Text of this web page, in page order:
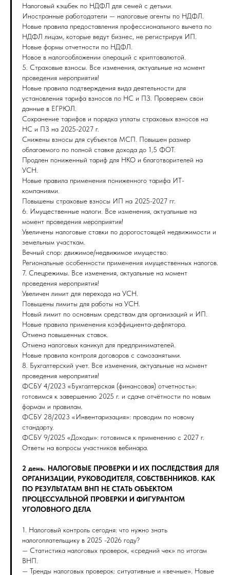
Налоговый кэшбек по НДФЛ для семей с детьми.
Иностранные работодатели — налоговые агенты по НДФЛ.
Новые правила предоставления профессионального вычета по
НДФЛ лицам, которые ведут бизнес, не регистрируя ИП.
Новые формы отчетности по НДФЛ.
Новое в налогообложении операций с криптовалютой.
5. Страховые взносы. Все изменения, актуальные на момент
проведения мероприятия!
Новые правила подтверждения вида деятельности для
установления тарифа взносов по НС и ПЗ. Проверяем свои
данные в ЕГРЮЛ.
Сохранение тарифов и порядка уплаты страховых взносов на
НС и ПЗ на 2025-2027 г.
Снижены взносы для субъектов МСП. Повышен размер
облагаемого по полной ставке дохода до 1,5 ФОТ.
Продлен пониженный тариф для НКО и благотворителей на
УСН.
Новые правила применения пониженного тарифа ИТ-
компаниями.
Повышены страховые взносы ИП на 2025-2027 гг.
6. Имущественные налоги. Все изменения, актуальные на
момент проведения мероприятия!
Увеличены налоговые ставки по дорогостоящей недвижимости и
земельным участкам.
Вечный спор: движимое/недвижимое имущество.
Региональные особенности применения имущественных налогов.
7. Спецрежимы. Все изменения, актуальные на момент
проведения мероприятия!
Увеличен лимит для перехода на УСН.
Повышены лимиты для работы на УСН.
Новый лимит по основным средствам для организаций и ИП.
Новые правила применения коэффициента-дефлятора.
Отмена повышенных ставок.
Отмена налоговых каникул для предпринимателей.
Новые правила контроля договоров с самозанятыми.
8. Бухгалтерский учет. Все изменения, актуальные на момент
проведения мероприятия!
ФСБУ 4/2023 «Бухгалтерская (финансовая) отчетность»:
готовимся к завершению 2025 г. и сдаче отчётности по новым
формам и правилам.
ФСБУ 28/2023 «Инвентаризация»: проводим по новому
стандарту.
ФСБУ 9/2025 «Доходы»: готовимся к применению с 2027 г.
Ответы на вопросы участников вебинара.
2 день. НАЛОГОВЫЕ ПРОВЕРКИ И ИХ ПОСЛЕДСТВИЯ ДЛЯ
ОРГАНИЗАЦИИ, РУКОВОДИТЕЛЯ, СОБСТВЕННИКОВ. КАК
ПО РЕЗУЛЬТАТАМ ВНП НЕ СТАТЬ ОБЪЕКТОМ
ПРОЦЕССУАЛЬНОЙ ПРОВЕРКИ И ФИГУРАНТОМ
УГОЛОВНОГО ДЕЛА
1. Налоговый контроль сегодня: что нужно знать
налогоплательщику в 2025 -2026 году?
— Статистика налоговых проверок, «средний чек» по итогам
ВНП.
— Тренды налоговых проверок: ситуативные и «вечные». Новые